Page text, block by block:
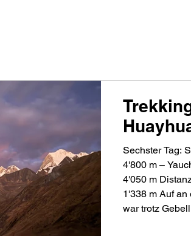
Sechster Tag:
4'800 m –
4'050 m Distanz: 20.1 km / Anstieg: 1'838 m /
1'338 m Auf an den Start. Die Nacht auf dem Fussballplatz
war trotz